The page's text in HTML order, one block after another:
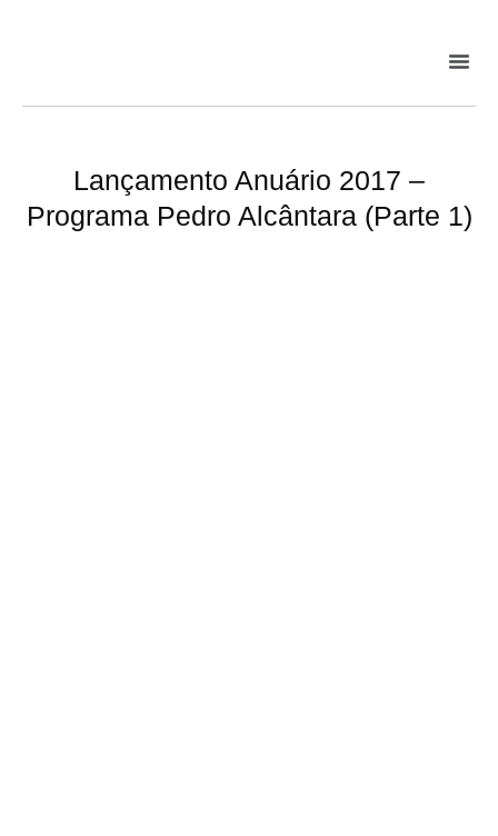
Lançamento Anuário 2017 –
Programa Pedro Alcântara (Parte 1)